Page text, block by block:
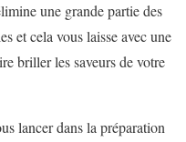
une grande partie des
et cela vous laisse avec une
briller les saveurs de votre
lancer dans la préparation